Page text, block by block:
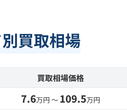
買取相場
買取相場価格
7.6万円 〜 109.5万円